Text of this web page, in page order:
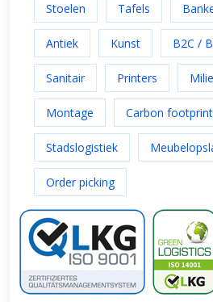
Stoelen Tafels
Antiek Kunst B2C /
Sanitair Printers
Montage Carbon footprint
Stadslogistiek
Order picking